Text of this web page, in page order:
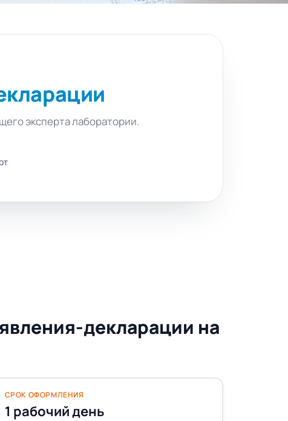
эксперта лаборатории.
декларации на
СРОК ОФОРМЛЕНИЯ
1 рабочий день